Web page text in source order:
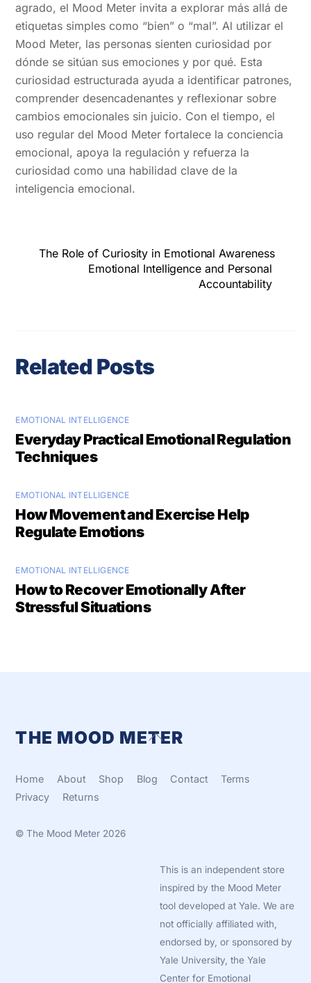
agrado, el Mood Meter invita a explorar más allá de
etiquetas simples como “bien” o “mal”. Al utilizar el
Mood Meter, las personas sienten curiosidad por
dónde se sitúan sus emociones y por qué. Esta
curiosidad estructurada ayuda a identificar patrones,
comprender desencadenantes y reflexionar sobre
cambios emocionales sin juicio. Con el tiempo, el
uso regular del Mood Meter fortalece la conciencia
emocional, apoya la regulación y refuerza la
curiosidad como una habilidad clave de la
inteligencia emocional.
The Role of Curiosity in Emotional Awareness
Emotional Intelligence and Personal
Accountability
Related Posts
EMOTIONAL INTELLIGENCE
Everyday Practical Emotional Regulation
Techniques
EMOTIONAL INTELLIGENCE
How Movement and Exercise Help
Regulate Emotions
EMOTIONAL INTELLIGENCE
How to Recover Emotionally After
Stressful Situations
Back
THE MOOD METER
Home About Shop Blog Contact
Terms
Privacy
Returns
©The Mood Meter 2026
This is an independent store
inspired by the Mood Meter
tool developed at Yale. We are
not officially affiliated with,
endorsed by, or sponsored by
Yale University, the Yale
Center for Emotional